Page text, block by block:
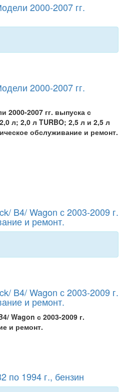
2000-2007 гг.
2000-2007 гг.
2000-2007 гг. выпуска с
л; 2,0 л TURBO; 2,5 л и 2,5 л
обслуживание и ремонт.
B4/ Wagon с 2003-2009 г.
и ремонт.
B4/ Wagon с 2003-2009 г.
и ремонт.
Wagon с 2003-2009 г.
и ремонт.
по 1994 г., бензин